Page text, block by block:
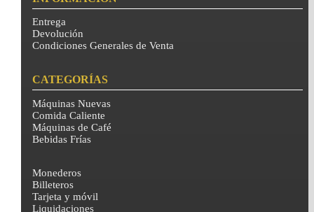
Entrega
Devolución
Condiciones Generales de Venta
CATEGORÍAS
Máquinas Nuevas
Comida Caliente
Máquinas de Café
Bebidas Frías
Monederos
Billeteros
Tarjeta y móvil
Liquidaciones